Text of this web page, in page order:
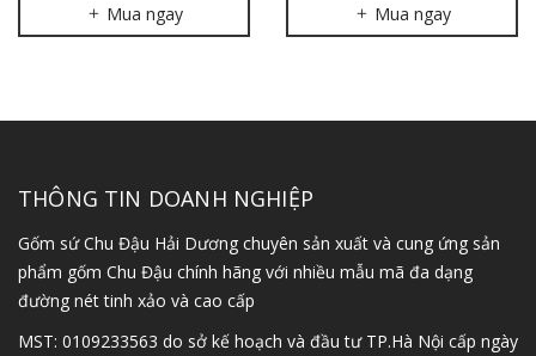
Mua ngay Mua ngay
THÔNG TIN DOANH NGHIỆP
Gốm sứ Chu Đậu Hải Dương chuyên sản xuất và cung ứng sản
phẩm gốm Chu Đậu chính hãng với nhiều mẫu mã đa dạng
đường nét tinh xảo và cao cấp
MST: 0109233563 do sở kế hoạch và đầu tư TP.Hà Nội cấp ngày